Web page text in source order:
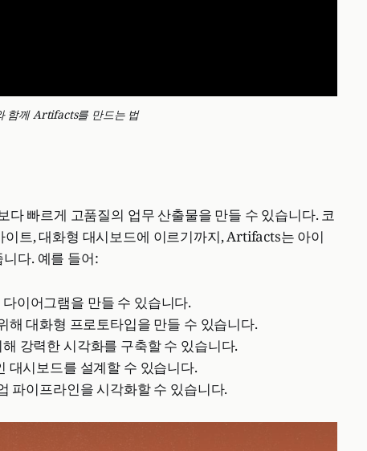
함께 Artifacts를 만드는 법
다 빠르게 고품질의 업무 산출물을 만들 수 있습니다. 코
이트, 대화형 대시보드에 이르기까지, Artifacts는 아이
다. 예를 들어:
이어그램을 만들 수 있습니다.
해 대화형 프로토타입을 만들 수 있습니다.
강력한 시각화를 구축할 수 있습니다.
대시보드를 설계할 수 있습니다.
파이프라인을 시각화할 수 있습니다.